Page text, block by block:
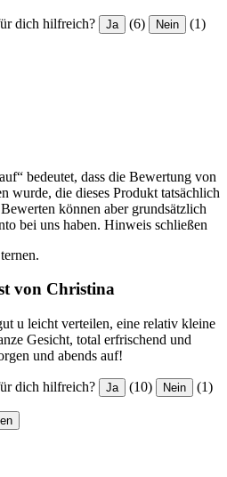
dich hilfreich? Ja (6) Nein (1)
bedeutet, dass die Bewertung von
wurde, die dieses Produkt tatsächlich
können aber grundsätzlich
bei uns haben. Hinweis schließen
von Christina
u leicht verteilen, eine relativ kleine
Gesicht, total erfrischend und
und abends auf!
dich hilfreich? Ja (10) Nein (1)